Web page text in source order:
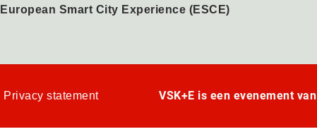
European Smart City Experience (ESCE)
Privacy statement VSK+E is een evenement van